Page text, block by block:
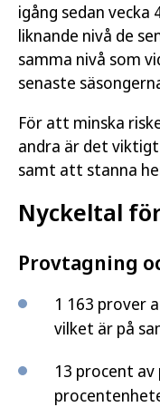
igång sedan
liknande nivå de
samma nivå som
senaste
För att minska
andra är det
samt att stanna
Nyckeltal
Provtagning
1 163 prover
vilket är på
13 procent